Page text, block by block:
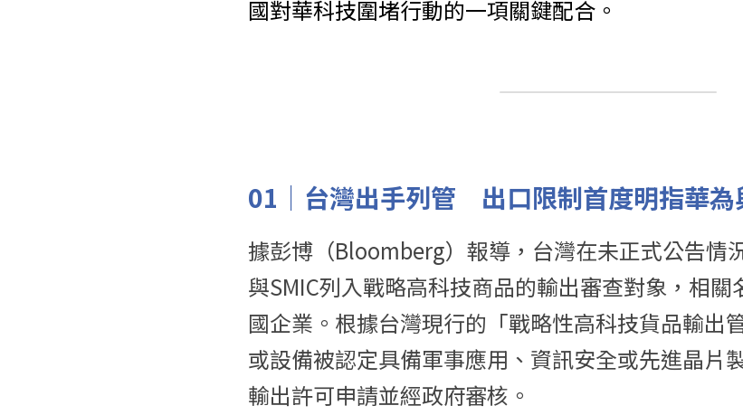
國對華科技圍堵行動的一項關鍵配合。
01｜ 台灣出手列管　出口限制首度明指華
據彭博（Bloomberg）報導，台灣在未正式公告情
與SMIC列入戰略高科技商品的輸出審查對象，相關
國企業。根據台灣現行的「戰略性高科技貨品輸出
或設備被認定具備軍事應用、資訊安全或先進晶片
輸出許可申請並經政府審核。